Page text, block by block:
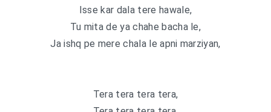
Isse kar dala tere hawale,
Tu mita de ya chahe bacha le,
Ja ishq pe mere chala le apni marziyan,
Tera tera tera tera,